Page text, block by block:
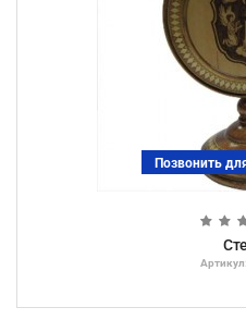
Позвонить